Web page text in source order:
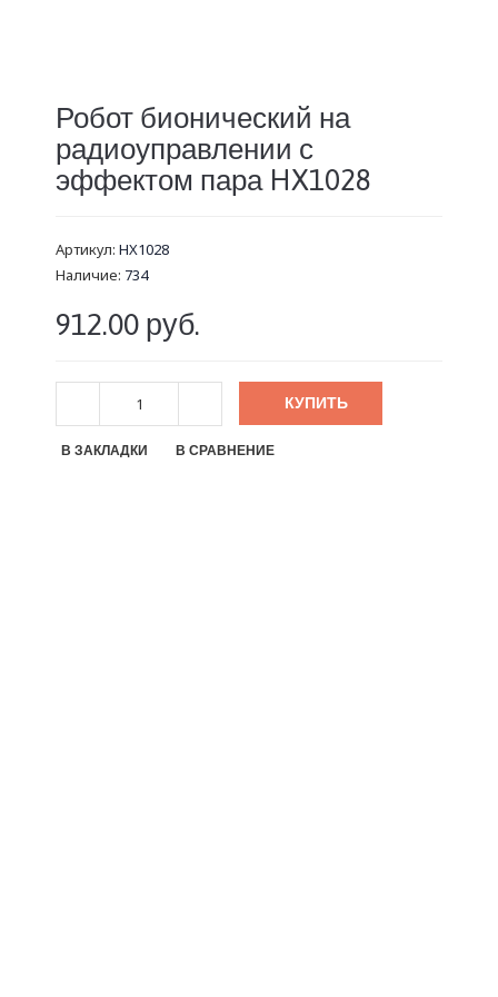
Робот бионический на
радиоуправлении с
эффектом пара HX1028
Артикул: HX1028
Наличие: 734
912.00 руб.
КУПИТЬ
В ЗАКЛАДКИ В СРАВНЕНИЕ